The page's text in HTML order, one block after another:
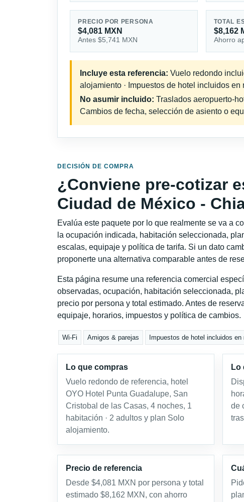
PRECIO POR PERSONA
$4,081 MXN
Antes $5,741 MXN
TOTAL
$8,162
Ahorro
Incluye esta referencia: Vuelo redondo
alojamiento · Impuestos de hotel incluidos
No asumir incluido: Traslados aeropuerto-
Cambios de fecha, selección de asiento o
DECISIÓN DE COMPRA
¿Conviene pre-cotizar
Ciudad de México -
Evalúa este paquete por lo que realmente se va a
la ocupación indicada, habitación seleccionada,
escalas, equipaje y política de tarifa. Si un dato
proponerte una alternativa comparable antes de
Esta página resume una referencia comercial
observadas, ocupación, habitación seleccionada,
precio por persona y total estimado. Antes de
equipaje, horarios, impuestos y política de cambios.
Wi-Fi Amigos & parejas Impuestos de hotel incluidos en
Lo que compras
Vuelo redondo de referencia, hotel
OYO Hotel Punta Guadalupe, San
Cristobal de las Casas, 4 noches, 1
habitación · 2 adultos y plan Solo
alojamiento.
Lo
de
Precio de referencia
Desde $4,081 MXN por persona y total
estimado $8,162 MXN, con ahorro